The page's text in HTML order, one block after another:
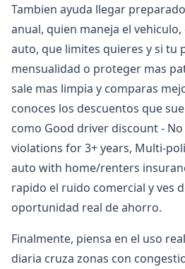
Tambien ayuda llegar
anual, quien maneja el
auto, que limites quieres y si tu
mensualidad o proteger mas
sale mas limpia y comparas
conoces los descuentos que
como Good driver discount -
violations for 3+ years, Multi-
auto with home/renters
rapido el ruido comercial y ves
oportunidad real de ahorro.
Finalmente, piensa en el uso
diaria cruza zonas con